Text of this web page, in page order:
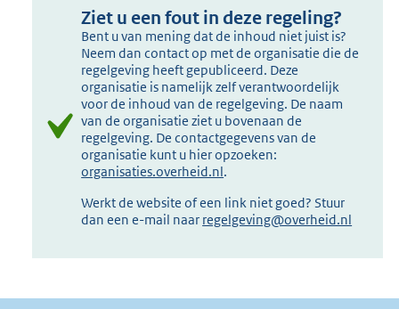
Ziet u een fout in deze regeling?
Bent u van mening dat de inhoud niet juist is?
Neem dan contact op met de organisatie die de
regelgeving heeft gepubliceerd. Deze
organisatie is namelijk zelf verantwoordelijk
voor de inhoud van de regelgeving. De naam
van de organisatie ziet u bovenaan de
regelgeving. De contactgegevens van de
organisatie kunt u hier opzoeken:
organisaties.overheid.nl.
Werkt de website of een link niet goed? Stuur
dan een e-mail naar regelgeving@overheid.nl